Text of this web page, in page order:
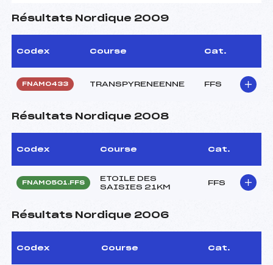
Résultats Nordique 2009
Codex Course Cat.
FNAM0433 TRANSPYRENEENNE FFS
Résultats Nordique 2008
Codex Course Cat.
FNAM0501.FFS
ETOILE DES
SAISIES 21KM
FFS
Résultats Nordique 2006
Codex Course Cat.